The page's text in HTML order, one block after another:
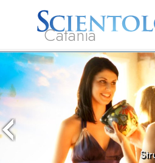
Catania
L. Ron Hubbard:
Fondatore
Che cos’è
Scientology?